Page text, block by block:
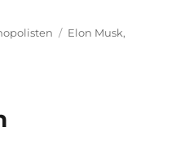
Tags
Elon Musk,